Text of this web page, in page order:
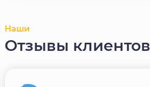
Наши
Отзывы клиентов